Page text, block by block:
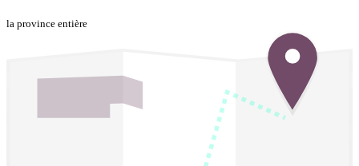
la province entière